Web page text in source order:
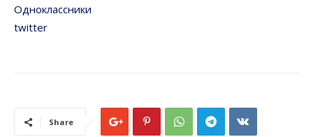
Одноклассники
twitter
Share